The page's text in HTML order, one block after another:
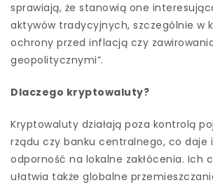
sprawiają, że stanowią one
aktywów tradycyjnych, szczególnie w
ochrony przed inflacją czy
geopolitycznymi”.
Dlaczego kryptowaluty?
Kryptowaluty działają poza kontrolą
rządu czy banku centralnego, co daje
odporność na lokalne zakłócenia. Ich
ułatwia także globalne